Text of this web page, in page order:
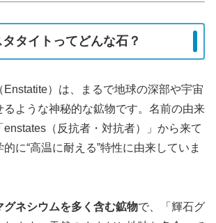
タタイトってどんな石？
Enstatite）は、まるで地球の深部や宇宙
るような神秘的な鉱物です。名前の由来
enstates（反抗者・対抗者）」から来て
に“高温に耐える”特性に由来していま
グネシウムを多く含む鉱物で、「輝石グ